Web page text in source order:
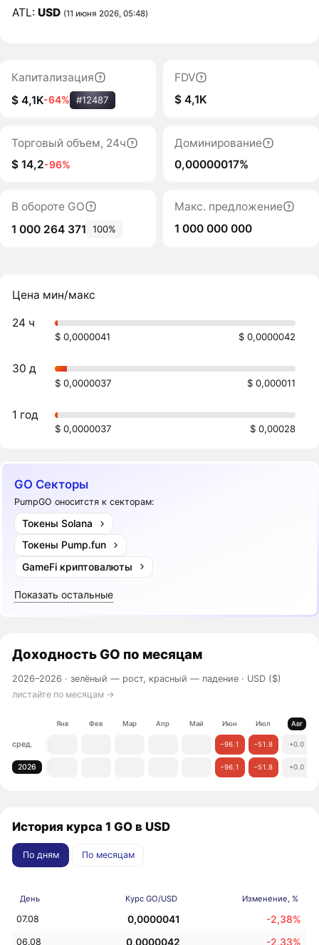
ATL:USD (11 июня 2026, 05:48)
Капитализация
$ 4,1K-64% #12487
FDV
$ 4,1K
Торговый объем, 24ч
$ 14,2-96%
Доминирование
0,00000017%
В обороте GO
1 000 264 371
100%
Макс. предложение
1 000 000 000
Цена мин/макс
24 ч
$ 0,0000041 $ 0,0000042
30 д
$ 0,0000037 $ 0,000011
1 год
$ 0,0000037 $ 0,00028
GO Секторы
PumpGO оноситстя к секторам:
Токены Solana
Токены Pump.fun
GameFi криптовалюты
Показать остальные
Доходность GO по месяцам
2026–2026 ·зелёный — рост, красный — падение · USD ($)
листайте по месяцам →
Янв Фев Мар Апр Май Июн Июл Авг
сред. −96.1 −51.8 +0.0
2026 −96.1 −51.8 +0.0
История курса 1 GO в USD
По дням По месяцам
День Курс GO/USD Изменение, %
07.08 0,0000041 -2,38%
06.08 0,0000042 -2,33%